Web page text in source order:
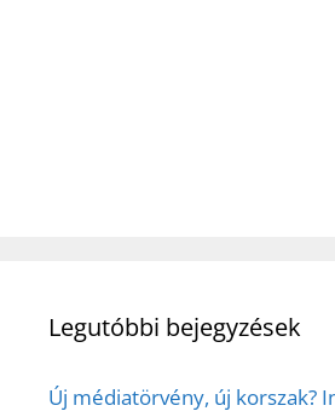
Legutóbbi bejegyzések
Új médiatörvény, új korszak?